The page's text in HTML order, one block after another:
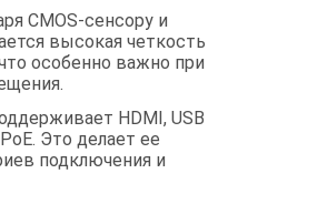
CMOS-сенсору и
высокая четкость
особенно важно при
HDMI, USB
Это делает ее
подключения и